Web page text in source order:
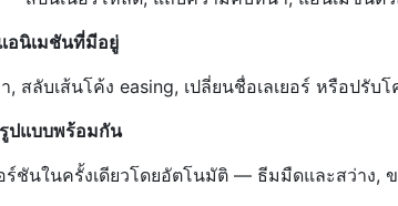
อนิเมชันที่มีอยู่
า, สลับเส้นโค้ง easing, เปลี่ยนชื่อเลเยอร์ หรือป
ปแบบพร้อมกัน
ร์ชันในครั้งเดียวโดยอัตโนมัติ — ธีมมืดและสว่าง,